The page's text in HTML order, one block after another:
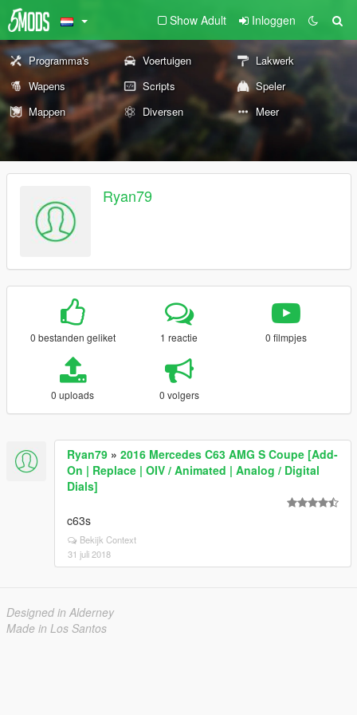
Show Adult Inloggen
Programma's Voertuigen
Lakwerk
Wapens
Scripts
Speler
Mappen
Diversen Meer
Ryan79
0 bestanden geliket 1 reactie 0 filmpjes
0 uploads 0 volgers
Ryan79 » 2016 Mercedes C63 AMG S Coupe [Add-
On | Replace | OIV / Animated | Analog / Digital
Dials]
c63s
Bekijk Context
31 juli 2018
Designed in Alderney
Made in Los Santos